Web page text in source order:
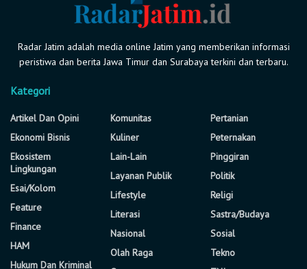
Radar Jatim adalah media online Jatim yang memberikan informasi
peristiwa dan berita Jawa Timur dan Surabaya terkini dan terbaru.
Kategori
Artikel Dan Opini
Ekonomi Bisnis
Ekosistem
Lingkungan
Esai/Kolom
Feature
Finance
HAM
Hukum Dan Kriminal
Komunitas
Kuliner
Lain-Lain
Layanan Publik
Lifestyle
Literasi
Nasional
Olah Raga
Pertanian
Peternakan
Pinggiran
Politik
Religi
Sastra/Budaya
Sosial
Tekno